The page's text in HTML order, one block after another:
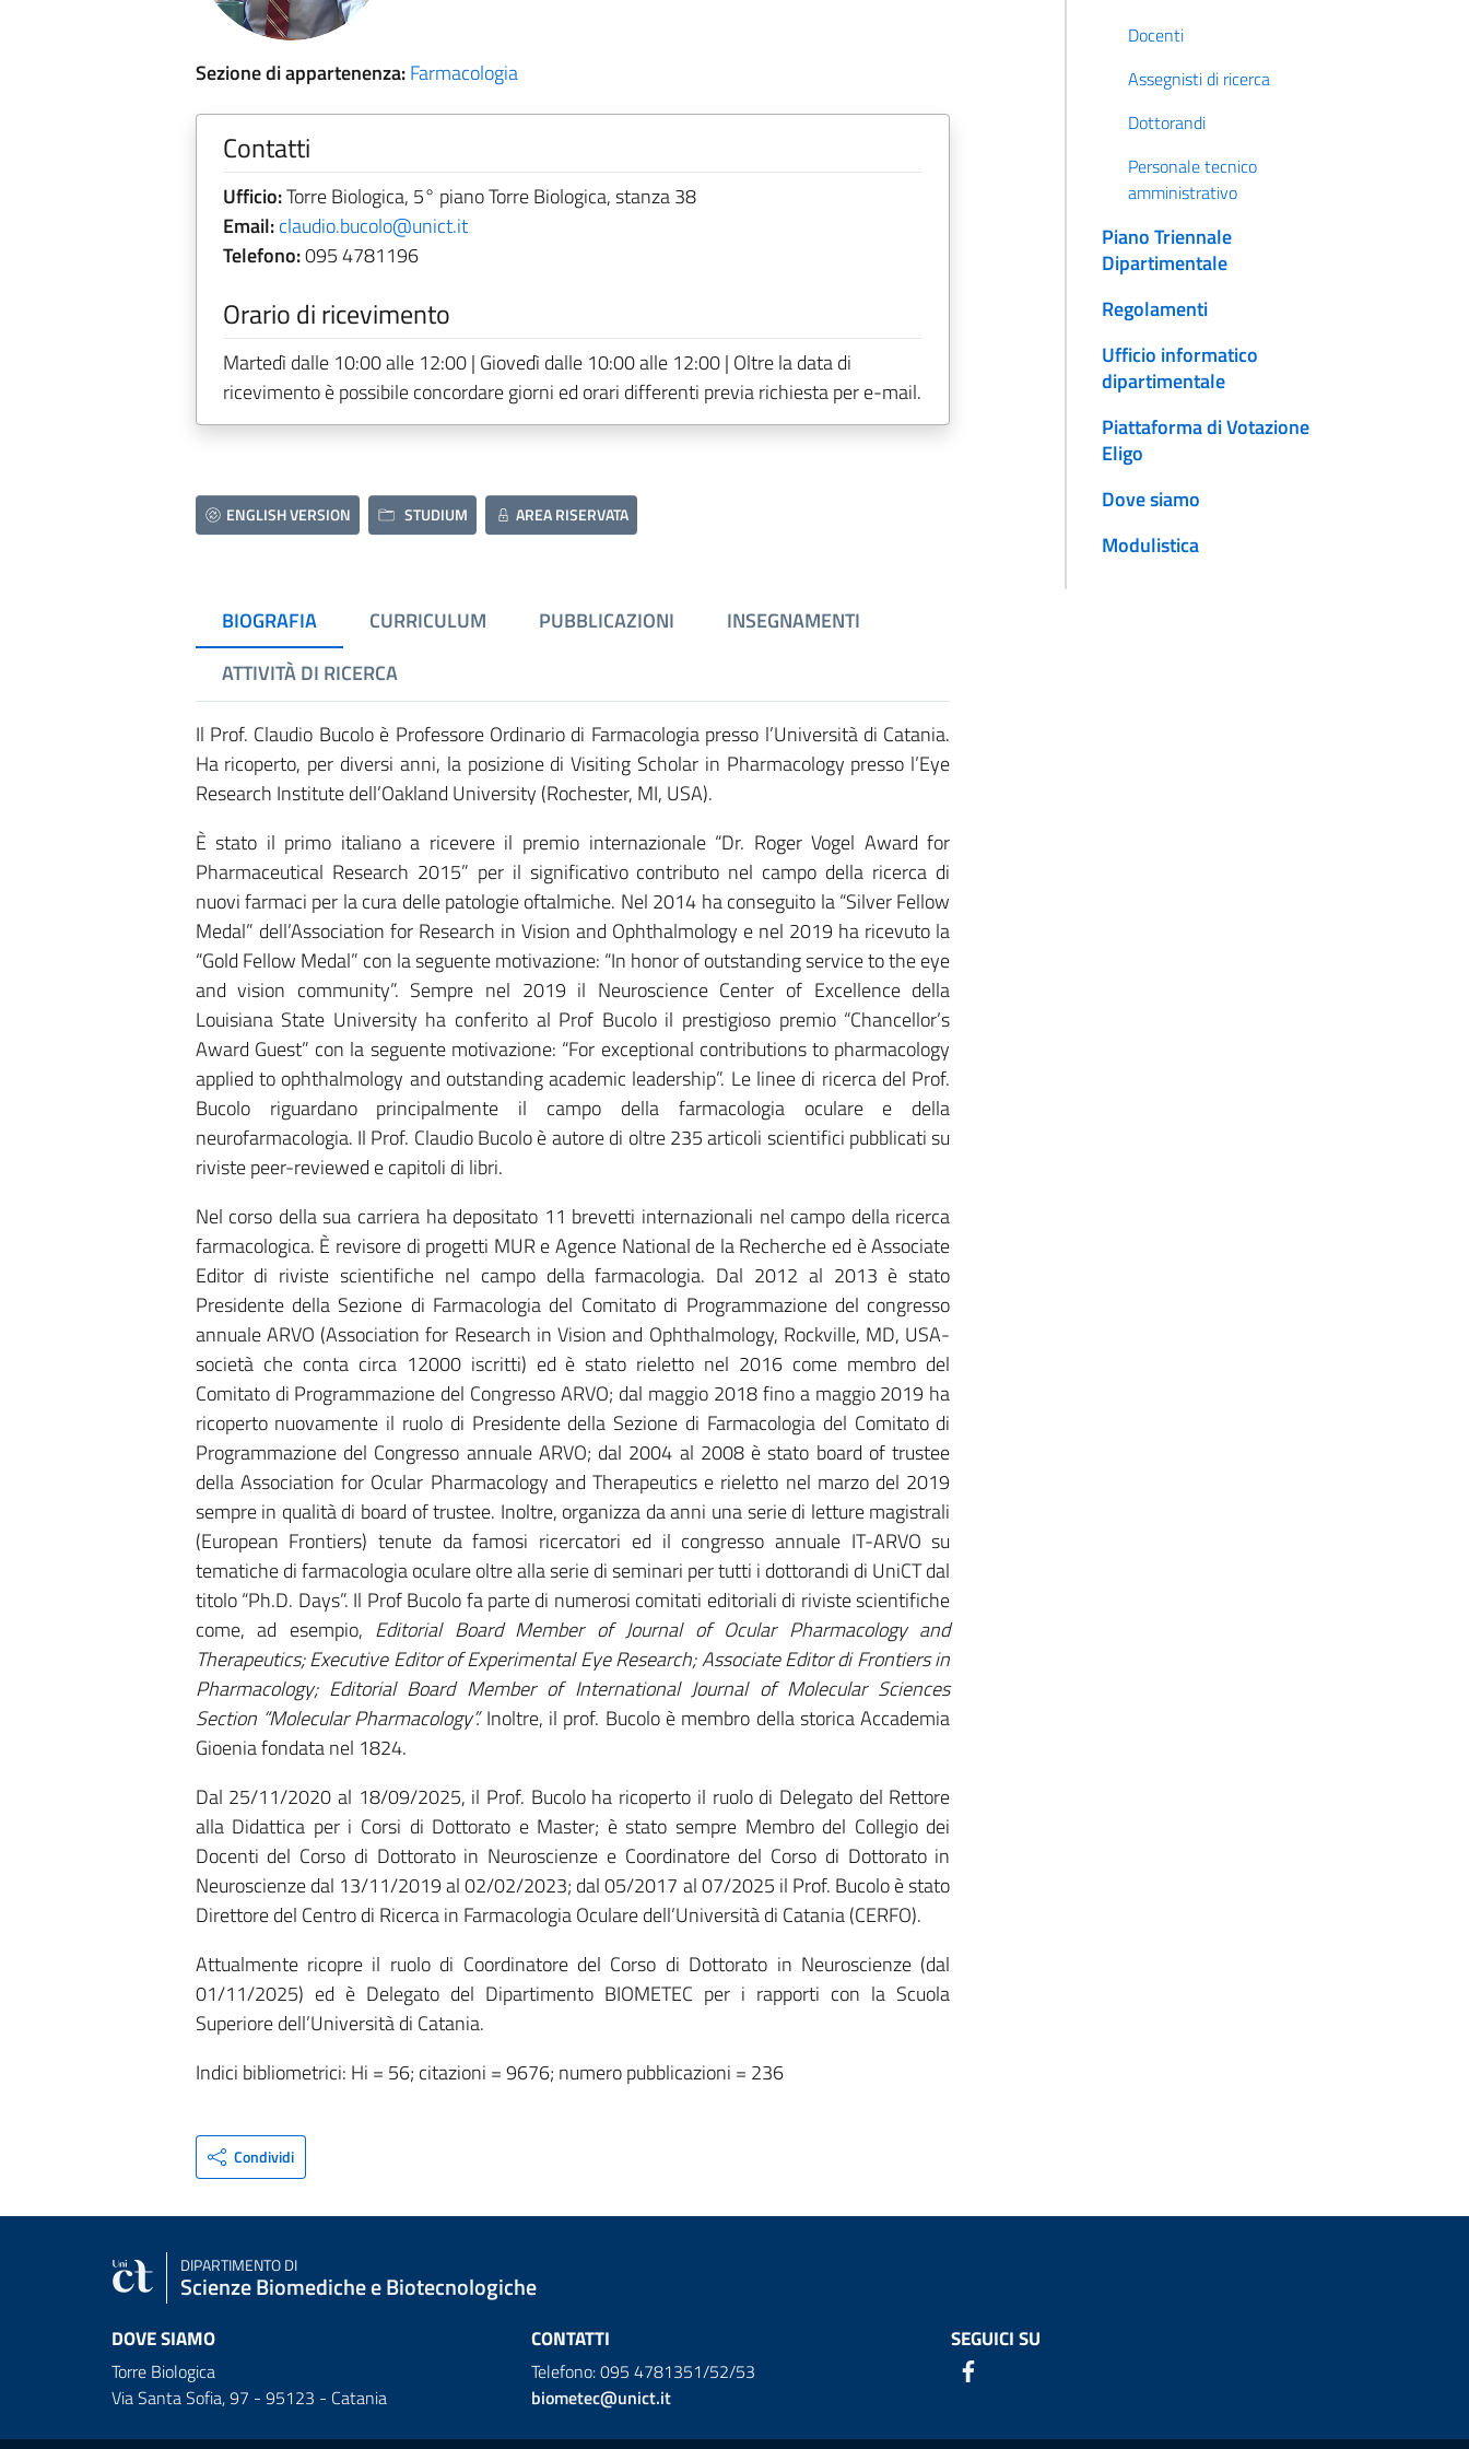
Sezione di appartenenza:Farmacologia
Contatti
Ufficio:Torre Biologica, 5° piano Torre Biologica, stanza 38
Email:claudio.bucolo@unict.it
Telefono:095 4781196
Orario di ricevimento
Martedì dalle 10:00 alle 12:00 | Giovedì dalle 10:00 alle 12:00 | Oltre la data di
ricevimento è possibile concordare giorni ed orari differenti previa richiesta per e-mail.
ENGLISH VERSION STUDIUM AREA RISERVATA
BIOGRAFIA CURRICULUM PUBBLICAZIONI
INSEGNAMENTI
ATTIVITÀ DI RICERCA
Il Prof. Claudio Bucolo è Professore Ordinario di Farmacologia presso l’Università di Catania.
Ha ricoperto, per diversi anni, la posizione di Visiting Scholar in Pharmacology presso l’Eye
Research Institute dell’Oakland University (Rochester, MI, USA).
È stato il primo italiano a ricevere il premio internazionale “Dr. Roger Vogel Award for
Pharmaceutical Research 2015” per il significativo contributo nel campo della ricerca di
nuovi farmaci per la cura delle patologie oftalmiche. Nel 2014 ha conseguito la “Silver Fellow
Medal” dell’Association for Research in Vision and Ophthalmology e nel 2019 ha ricevuto la
“Gold Fellow Medal” con la seguente motivazione: “In honor of outstanding service to the eye
and vision community”. Sempre nel 2019 il Neuroscience Center of Excellence della
Louisiana State University ha conferito al Prof Bucolo il prestigioso premio “Chancellor’s
Award Guest” con la seguente motivazione: “For exceptional contributions to pharmacology
applied to ophthalmology and outstanding academic leadership”. Le linee di ricerca del Prof.
Bucolo riguardano principalmente il campo della farmacologia oculare e della
neurofarmacologia. Il Prof. Claudio Bucolo è autore di oltre 235 articoli scientifici pubblicati su
riviste peer-reviewed e capitoli di libri.
Nel corso della sua carriera ha depositato 11 brevetti internazionali nel campo della ricerca
farmacologica. È revisore di progetti MUR e Agence National de la Recherche ed è Associate
Editor di riviste scientifiche nel campo della farmacologia. Dal 2012 al 2013 è stato
Presidente della Sezione di Farmacologia del Comitato di Programmazione del congresso
annuale ARVO (Association for Research in Vision and Ophthalmology, Rockville, MD, USA-
società che conta circa 12000 iscritti) ed è stato rieletto nel 2016 come membro del
Comitato di Programmazione del Congresso ARVO; dal maggio 2018 fino a maggio 2019 ha
ricoperto nuovamente il ruolo di Presidente della Sezione di Farmacologia del Comitato di
Programmazione del Congresso annuale ARVO; dal 2004 al 2008 è stato board of trustee
della Association for Ocular Pharmacology and Therapeutics e rieletto nel marzo del 2019
sempre in qualità di board of trustee. Inoltre, organizza da anni una serie di letture magistrali
(European Frontiers) tenute da famosi ricercatori ed il congresso annuale IT-ARVO su
tematiche di farmacologia oculare oltre alla serie di seminari per tutti i dottorandi di UniCT dal
titolo “Ph.D. Days”. Il Prof Bucolo fa parte di numerosi comitati editoriali di riviste scientifiche
come, ad esempio, Editorial Board Member of Journal of Ocular Pharmacology and
Therapeutics; Executive Editor of Experimental Eye Research; Associate Editor di Frontiers in
Pharmacology; Editorial Board Member of International Journal of Molecular Sciences
Section “Molecular Pharmacology”. Inoltre, il prof. Bucolo è membro della storica Accademia
Gioenia fondata nel 1824.
Dal 25/11/2020 al 18/09/2025, il Prof. Bucolo ha ricoperto il ruolo di Delegato del Rettore
alla Didattica per i Corsi di Dottorato e Master; è stato sempre Membro del Collegio dei
Docenti del Corso di Dottorato in Neuroscienze e Coordinatore del Corso di Dottorato in
Neuroscienze dal 13/11/2019 al 02/02/2023; dal 05/2017 al 07/2025 il Prof. Bucolo è stato
Direttore del Centro di Ricerca in Farmacologia Oculare dell’Università di Catania (CERFO).
Attualmente ricopre il ruolo di Coordinatore del Corso di Dottorato in Neuroscienze (dal
01/11/2025) ed è Delegato del Dipartimento BIOMETEC per i rapporti con la Scuola
Superiore dell’Università di Catania.
Indici bibliometrici: Hi = 56; citazioni = 9676; numero pubblicazioni = 236
Condividi
Docenti
Assegnisti di ricerca
Dottorandi
Personale tecnico
amministrativo
Piano Triennale
Dipartimentale
Regolamenti
Ufficio informatico
dipartimentale
Piattaforma di Votazione
Eligo
Dove siamo
Modulistica
DIPARTIMENTO DI
Scienze Biomediche e Biotecnologiche
DOVE SIAMO
Torre Biologica
Via Santa Sofia, 97 - 95123 - Catania
CONTATTI
Telefono: 095 4781351/52/53
biometec@unict.it
SEGUICI SU